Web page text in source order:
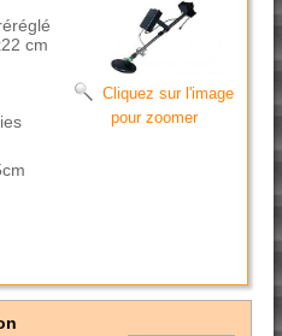
cm
Cliquez sur l'image
pour zoomer